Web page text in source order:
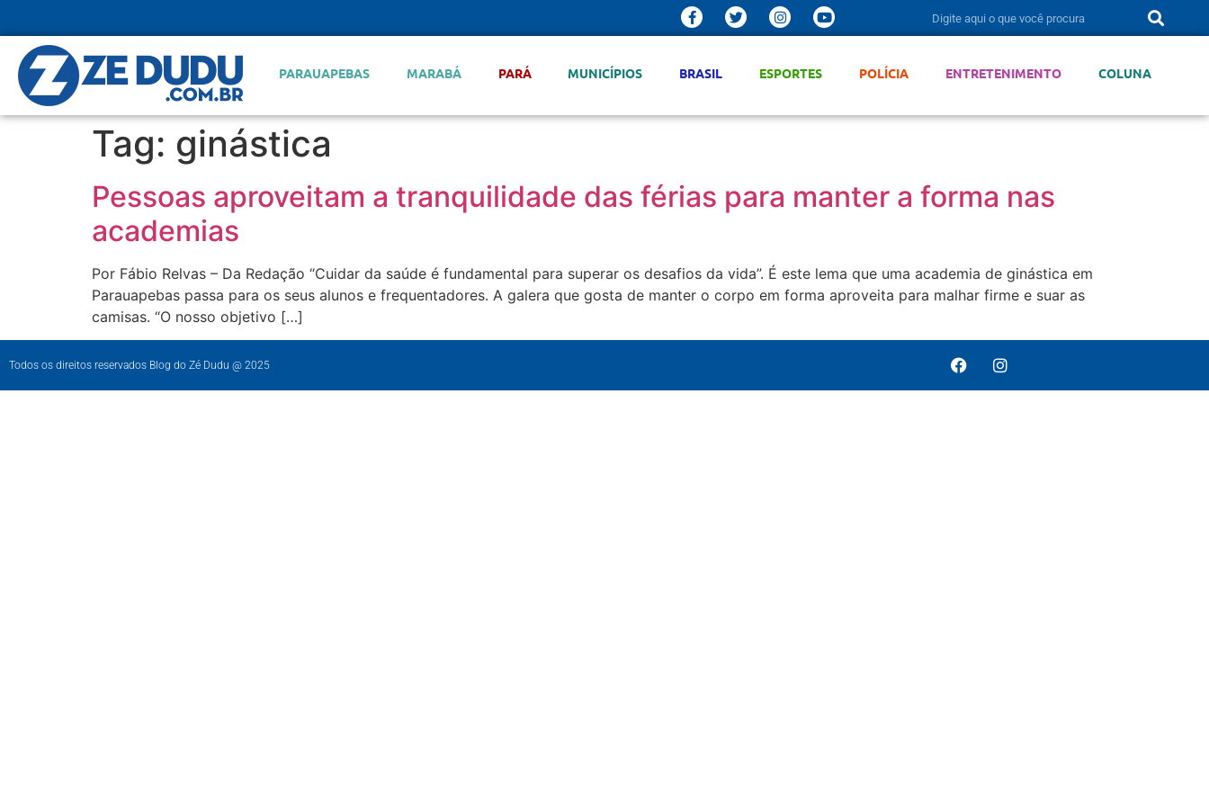
PARAUAPEBAS MARABÁ PARÁ MUNICÍPIOS BRASIL ESPORTES POLÍCIA ENTRETENIMENTO COLUNA
Tag: ginástica
Pessoas aproveitam a tranquilidade das férias para manter a forma nas
academias
Por Fábio Relvas – Da Redação “Cuidar da saúde é fundamental para superar os desafios da vida”. É este lema que uma academia de ginástica em
Parauapebas passa para os seus alunos e frequentadores. A galera que gosta de manter o corpo em forma aproveita para malhar firme e suar as
camisas. “O nosso objetivo […]
Todos os direitos reservados Blog do Zé Dudu @ 2025